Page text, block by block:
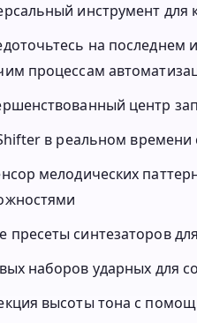
инструмент для
на
процессам
центр
в реальном
мелодических
пресеты синтезаторов
наборов ударных для
высоты тона с